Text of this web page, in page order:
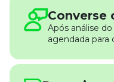
Converse
Após análise
agendada para